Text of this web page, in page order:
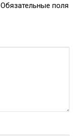
Обязательные поля